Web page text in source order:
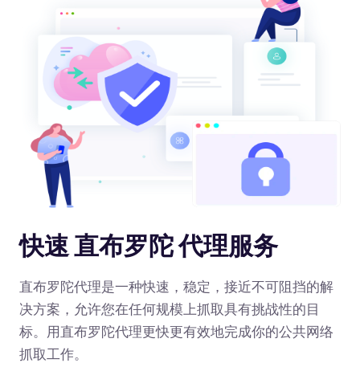
快速 直布罗陀 代理服务
直布罗陀代理是一种快速，稳定，接近不可阻挡的解
决方案，允许您在任何规模上抓取具有挑战性的目
标。用直布罗陀代理更快更有效地完成你的公共网络
抓取工作。